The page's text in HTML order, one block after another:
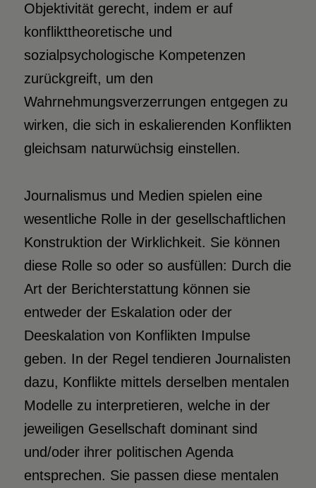
Objektivität gerecht, indem er auf
konflikttheoretische und
sozialpsychologische Kompetenzen
zurückgreift, um den
Wahrnehmungsverzerrungen entgegen zu
wirken, die sich in eskalierenden Konflikten
gleichsam naturwüchsig einstellen.
Journalismus und Medien spielen eine
wesentliche Rolle in der gesellschaftlichen
Konstruktion der Wirklichkeit. Sie können
diese Rolle so oder so ausfüllen: Durch die
Art der Berichterstattung können sie
entweder der Eskalation oder der
Deeskalation von Konflikten Impulse
geben. In der Regel tendieren Journalisten
dazu, Konflikte mittels derselben mentalen
Modelle zu interpretieren, welche in der
jeweiligen Gesellschaft dominant sind
und/oder ihrer politischen Agenda
entsprechen. Sie passen diese mentalen